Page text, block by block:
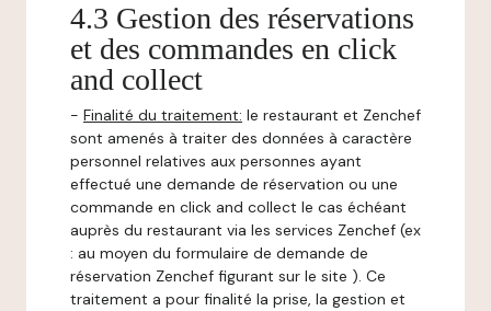
4.3 Gestion des réservations
et des commandes en click
and collect
- Finalité du traitement: le restaurant et Zenchef
sont amenés à traiter des données à caractère
personnel relatives aux personnes ayant
effectué une demande de réservation ou une
commande en click and collect le cas échéant
auprès du restaurant via les services Zenchef (ex
: au moyen du formulaire de demande de
réservation Zenchef figurant sur le site ). Ce
traitement a pour finalité la prise, la gestion et